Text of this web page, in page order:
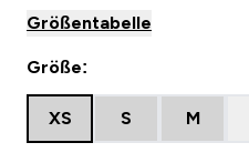
Größentabelle
Größe:
XS S M